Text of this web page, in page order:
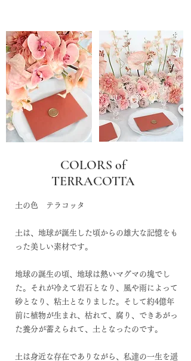
COLORS of
TERRACOTTA
土の色 テラコッタ
土は、地球が誕生した頃からの雄大な記憶をも
った美しい素材です。
地球の誕生の頃、地球は熱いマグマの塊でし
た。それが冷えて岩石となり、風や雨によって
砂となり、粘土となりました。そして約4億年
前に植物が生まれ、枯れて、腐り、できあがっ
た養分が蓄えられて、土となったのです。​
土は身近な存在でありながら、私達の一生を遥